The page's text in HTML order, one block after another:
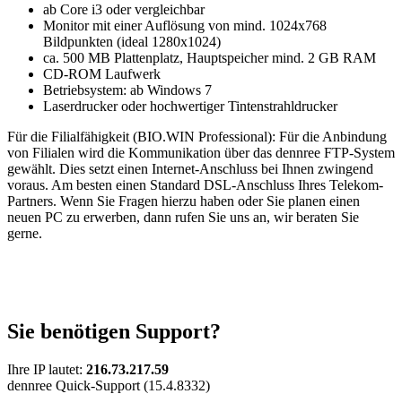
ab Core i3 oder vergleichbar
Monitor mit einer Auflösung von mind. 1024x768
Bildpunkten (ideal 1280x1024)
ca. 500 MB Plattenplatz, Hauptspeicher mind. 2 GB RAM
CD-ROM Laufwerk
Betriebsystem: ab Windows 7
Laserdrucker oder hochwertiger Tintenstrahldrucker
Für die Filialfähigkeit (BIO.WIN Professional): Für die Anbindung
von Filialen wird die Kommunikation über das dennree FTP-System
gewählt. Dies setzt einen Internet-Anschluss bei Ihnen zwingend
voraus. Am besten einen Standard DSL-Anschluss Ihres Telekom-
Partners. Wenn Sie Fragen hierzu haben oder Sie planen einen
neuen PC zu erwerben, dann rufen Sie uns an, wir beraten Sie
gerne.
Sie benötigen Support?
Ihre IP lautet: 216.73.217.59
dennree Quick-Support (15.4.8332)